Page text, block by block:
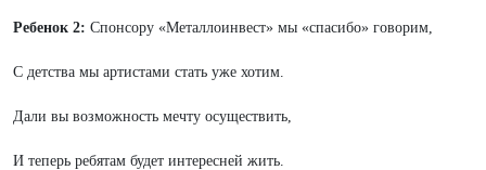
Ребенок 2: Спонсору «Металлоинвест» мы «спасибо» говорим,
С детства мы артистами стать уже хотим.
Дали вы возможность мечту осуществить,
И теперь ребятам будет интересней жить.